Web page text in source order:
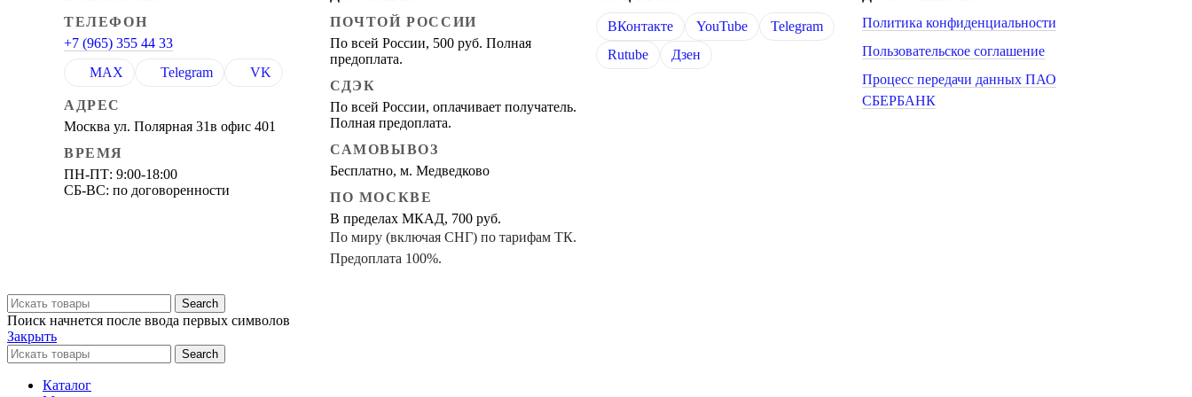
ТЕЛЕФОН
+7 (965) 355 44 33
MAX
Telegram VK
АДРЕС
Москва ул. Полярная 31в офис 401
ВРЕМЯ
ПН-ПТ: 9:00-18:00
СБ-ВС: по договоренности
ПОЧТОЙ РОССИИ
По всей России, 500 руб. Полная
предоплата.
СДЭК
По всей России, оплачивает получатель.
Полная предоплата.
САМОВЫВОЗ
Бесплатно, м. Медведково
ПО МОСКВЕ
В пределах МКАД, 700 руб.
По миру (включая СНГ) по тарифам ТК.
Предоплата 100%.
ВКонтакте YouTube
Telegram
Rutube
Дзен
Политика конфиденциальности
Пользовательское соглашение
Процесс передачи данных ПАО
СБЕРБАНК
Search
Поиск начнется после ввода первых символов
Закрыть
Search
Каталог